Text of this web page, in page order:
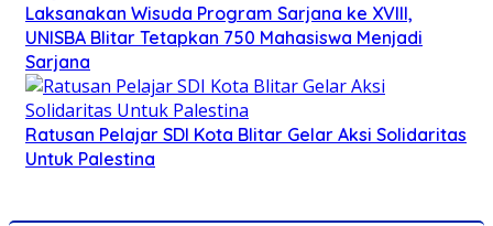
Laksanakan Wisuda Program Sarjana ke XVIII,
UNISBA Blitar Tetapkan 750 Mahasiswa Menjadi
Sarjana
Ratusan Pelajar SDI Kota Blitar Gelar Aksi Solidaritas
Untuk Palestina